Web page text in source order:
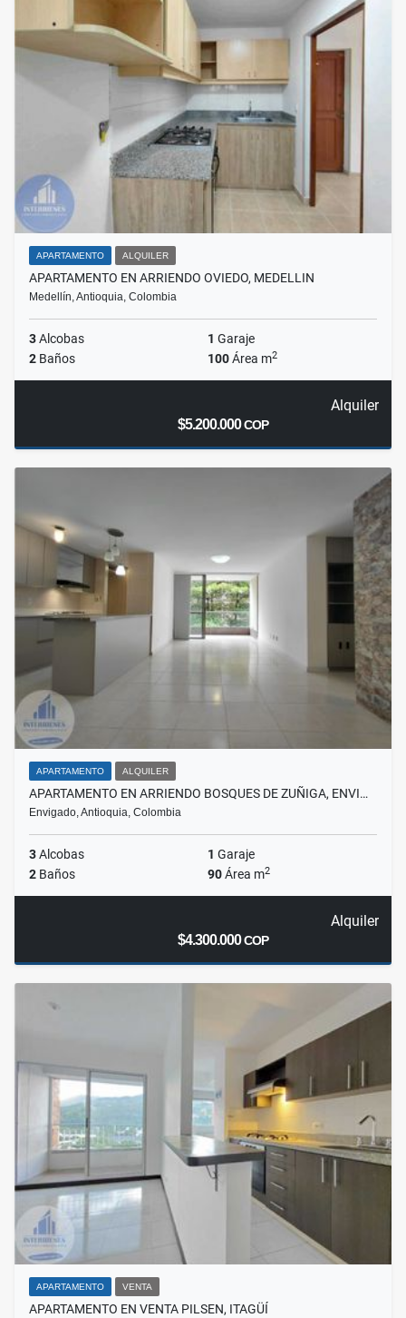
APARTAMENTO ALQUILER
APARTAMENTO EN ARRIENDO OVIEDO, MEDELLIN
Medellín, Antioquia, Colombia
3Alcobas 1 Garaje
2 Baños 100Área m2
Alquiler
$5.200.000COP
APARTAMENTO ALQUILER
APARTAMENTO EN ARRIENDO BOSQUES DE ZUÑIGA, ENVI…
Envigado, Antioquia, Colombia
3Alcobas 1 Garaje
2 Baños 90Área m2
Alquiler
$4.300.000COP
APARTAMENTO VENTA
APARTAMENTO EN VENTA PILSEN, ITAGÜÍ